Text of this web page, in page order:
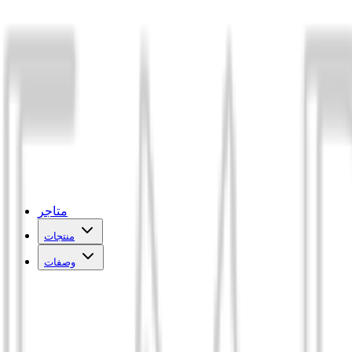
متاجر
منتجات
وصفات